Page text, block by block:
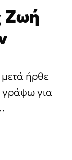
Ζωή
ήρθε
γράψω για